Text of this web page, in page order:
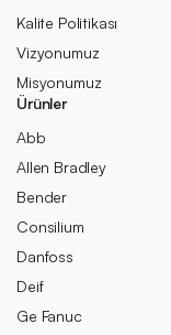
Kalite Politikası
Vizyonumuz
Misyonumuz
Ürünler
Abb
Allen Bradley
Bender
Consilium
Danfoss
Deif
Ge Fanuc